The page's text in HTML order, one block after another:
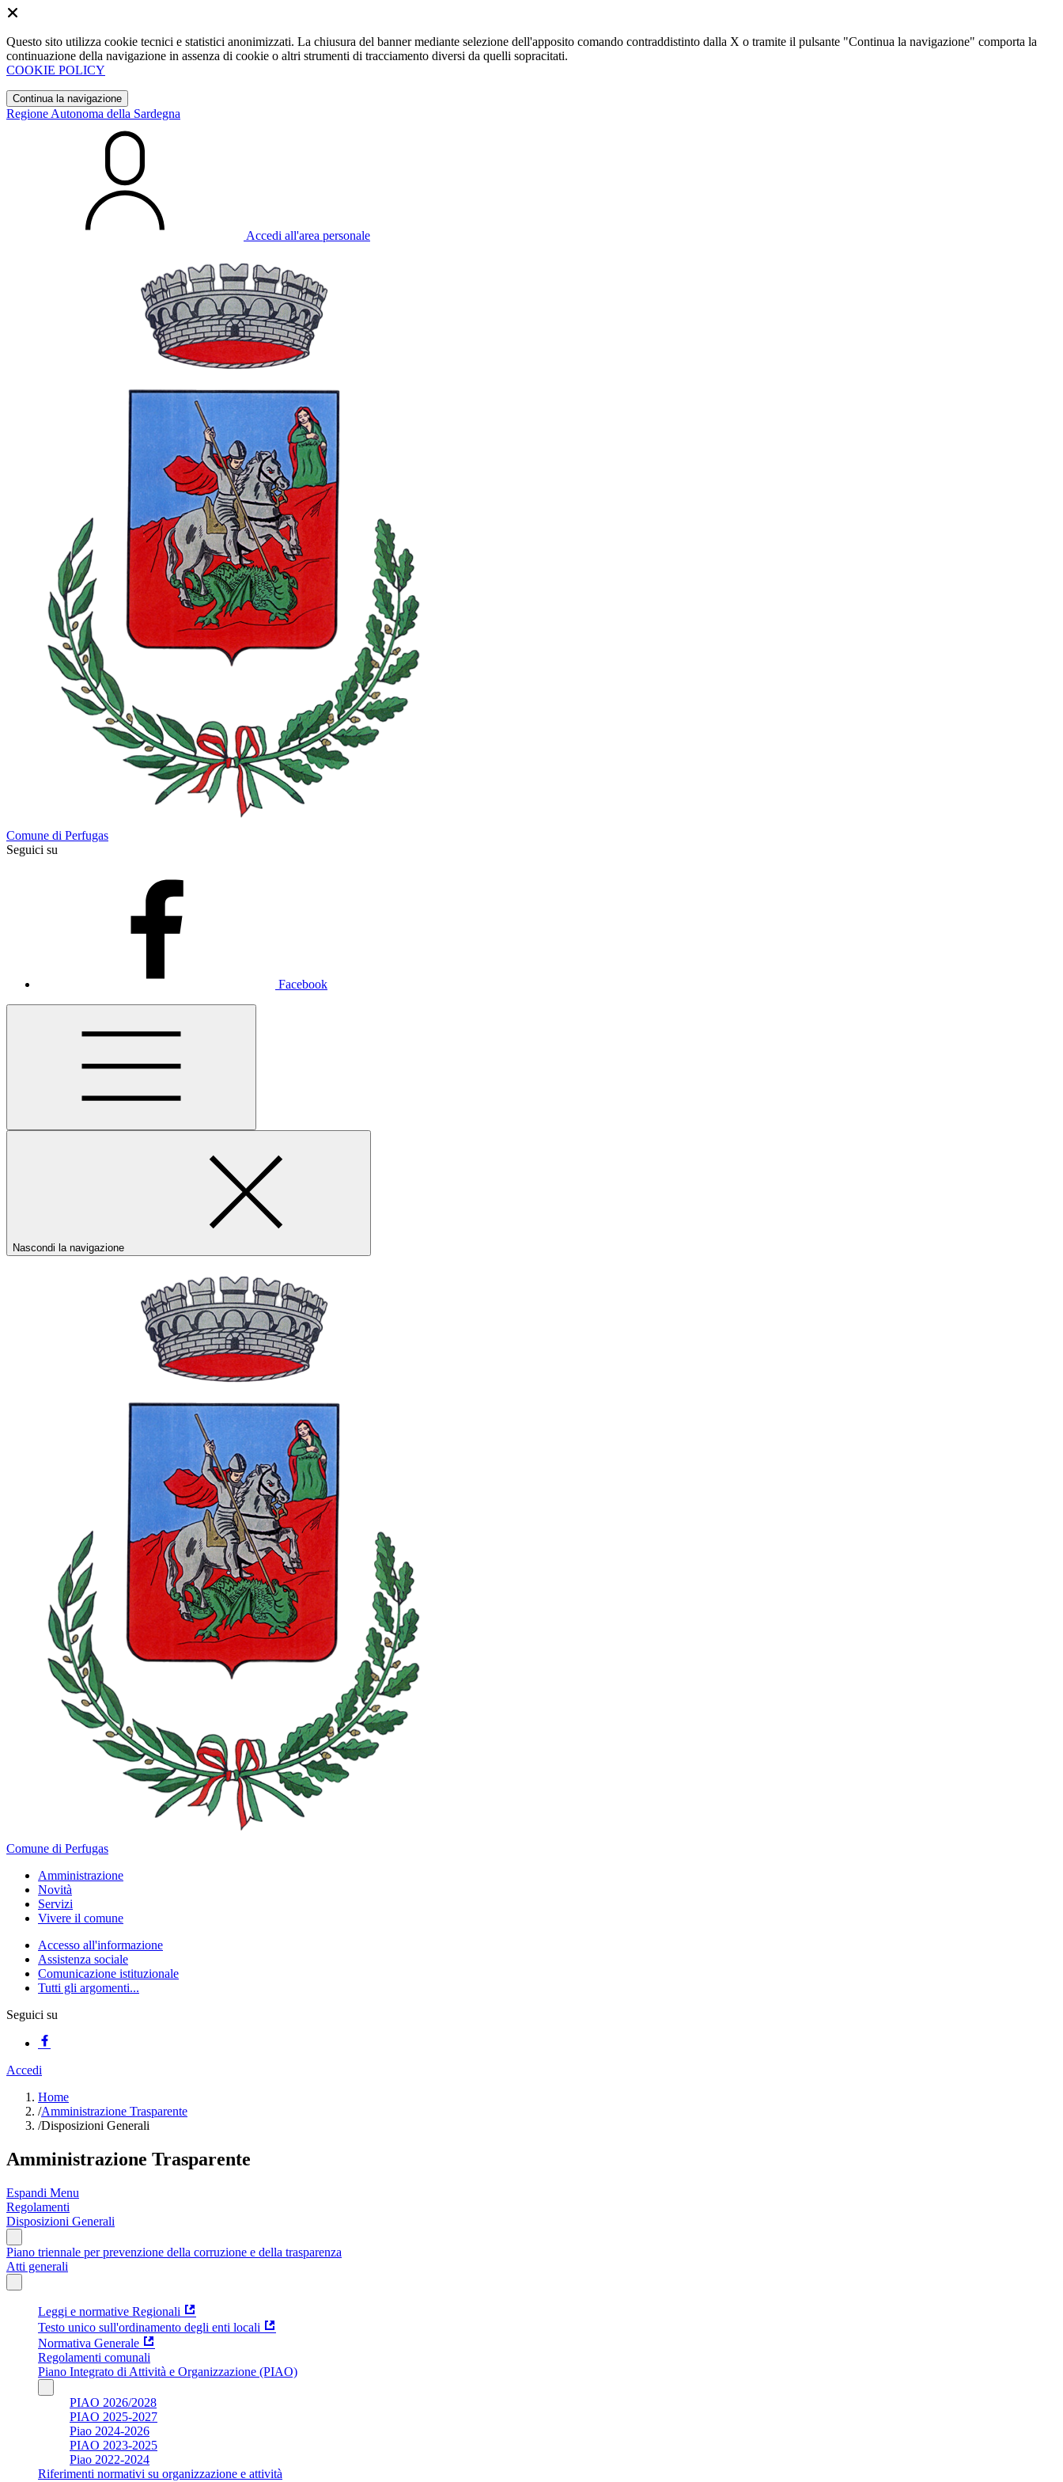
Questo sito utilizza cookie tecnici e statistici anonimizzati. La chiusura del banner mediante selezione dell'apposito comando contraddistinto dalla X o tramite il pulsante "Continua la navigazione" comporta la
continuazione della navigazione in assenza di cookie o altri strumenti di tracciamento diversi da quelli sopracitati.
COOKIE POLICY
Continua la navigazione
Regione Autonoma della Sardegna
Accedi all'area personale
Comune di Perfugas
Seguici su
Facebook
Nascondi la navigazione
Comune di Perfugas
Amministrazione
Novità
Servizi
Vivere il comune
Accesso all'informazione
Assistenza sociale
Comunicazione istituzionale
Tutti gli argomenti...
Seguici su
Accedi
Home
/Amministrazione Trasparente
/Disposizioni Generali
Amministrazione Trasparente
Espandi Menu
Regolamenti
Disposizioni Generali
Piano triennale per prevenzione della corruzione e della trasparenza
Atti generali
Leggi e normative Regionali
Testo unico sull'ordinamento degli enti locali
Normativa Generale
Regolamenti comunali
Piano Integrato di Attività e Organizzazione (PIAO)
PIAO 2026/2028
PIAO 2025-2027
Piao 2024-2026
PIAO 2023-2025
Piao 2022-2024
Riferimenti normativi su organizzazione e attività